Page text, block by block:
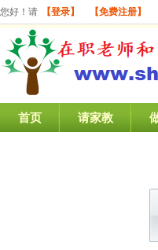
您好！请 【登录】 【免费注册】
首页 请家教